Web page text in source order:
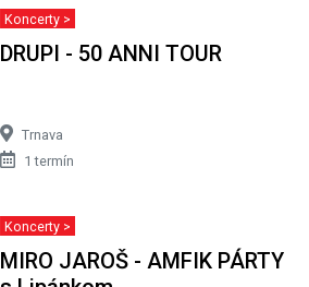
Koncerty >
DRUPI - 50 ANNI TOUR
Trnava
1 termín
Koncerty >
MIRO JAROŠ - AMFIK PÁRTY